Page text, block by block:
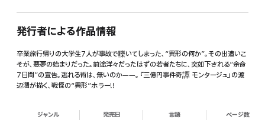
発行者による作品情報
卒業旅行帰りの大学生7人が事故で轢いてしまった、“異形の何か”。その出遭いこ
そが、悪夢の始まりだった。前途洋々だったはずの若者たちに、突如下される“余命
7日間”の宣告。逃れる術は、無いのか――。『三億円事件奇譚 モンタージュ』の渡
辺潤が描く、戦慄の“異形”ホラー!!
ジャンル 発売日 言語 ページ数